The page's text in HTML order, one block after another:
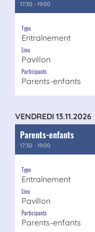
17:30 - 19:00
Type
Entraînement
Lieu
Pavillon
Participants
Parents-enfants
VENDREDI 13.11.2026
Parents-enfants
17:30 - 19:00
Type
Entraînement
Lieu
Pavillon
Participants
Parents-enfants